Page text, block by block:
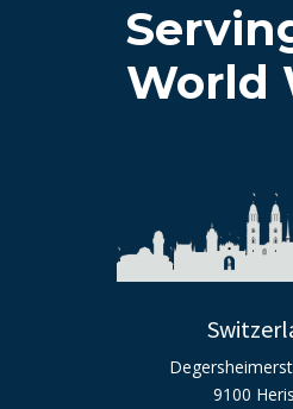
World
9100